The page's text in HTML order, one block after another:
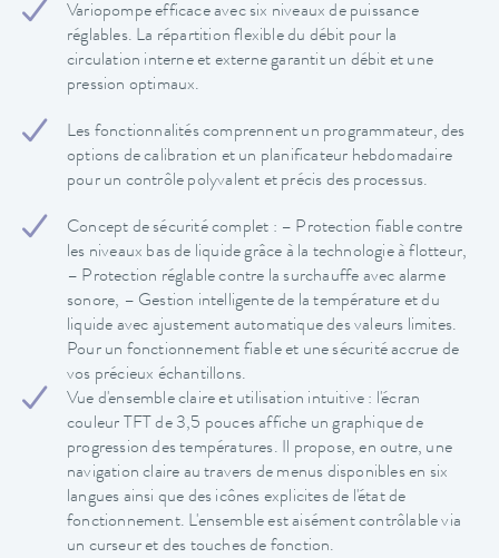
Variopompe efficace avec six niveaux de puissance
réglables. La répartition flexible du débit pour la
circulation interne et externe garantit un débit et une
pression optimaux.
Les fonctionnalités comprennent un programmateur, des
options de calibration et un planificateur hebdomadaire
pour un contrôle polyvalent et précis des processus.
Concept de sécurité complet : – Protection fiable contre
les niveaux bas de liquide grâce à la technologie à flotteur,
– Protection réglable contre la surchauffe avec alarme
sonore, – Gestion intelligente de la température et du
liquide avec ajustement automatique des valeurs limites.
Pour un fonctionnement fiable et une sécurité accrue de
vos précieux échantillons.
Vue d'ensemble claire et utilisation intuitive : l'écran
couleur TFT de 3,5 pouces affiche un graphique de
progression des températures. Il propose, en outre, une
navigation claire au travers de menus disponibles en six
langues ainsi que des icônes explicites de l'état de
fonctionnement. L'ensemble est aisément contrôlable via
un curseur et des touches de fonction.